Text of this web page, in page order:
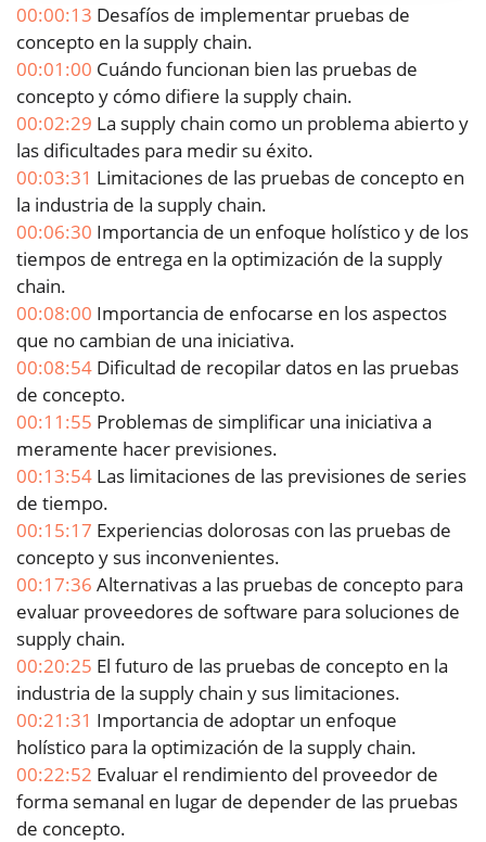
00:00:13 Desafíos de implementar pruebas de
concepto en la supply chain.
00:01:00 Cuándo funcionan bien las pruebas de
concepto y cómo difiere la supply chain.
00:02:29 La supply chain como un problema abierto y
las dificultades para medir su éxito.
00:03:31 Limitaciones de las pruebas de concepto en
la industria de la supply chain.
00:06:30 Importancia de un enfoque holístico y de los
tiempos de entrega en la optimización de la supply
chain.
00:08:00 Importancia de enfocarse en los aspectos
que no cambian de una iniciativa.
00:08:54 Dificultad de recopilar datos en las pruebas
de concepto.
00:11:55 Problemas de simplificar una iniciativa a
meramente hacer previsiones.
00:13:54 Las limitaciones de las previsiones de series
de tiempo.
00:15:17 Experiencias dolorosas con las pruebas de
concepto y sus inconvenientes.
00:17:36 Alternativas a las pruebas de concepto para
evaluar proveedores de software para soluciones de
supply chain.
00:20:25 El futuro de las pruebas de concepto en la
industria de la supply chain y sus limitaciones.
00:21:31 Importancia de adoptar un enfoque
holístico para la optimización de la supply chain.
00:22:52 Evaluar el rendimiento del proveedor de
forma semanal en lugar de depender de las pruebas
de concepto.